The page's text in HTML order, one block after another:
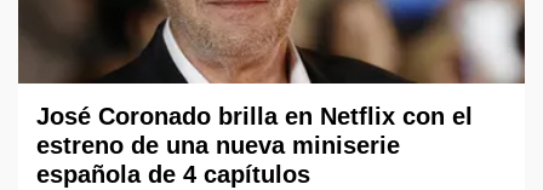
José Coronado brilla en Netflix con el
estreno de una nueva miniserie
española de 4 capítulos